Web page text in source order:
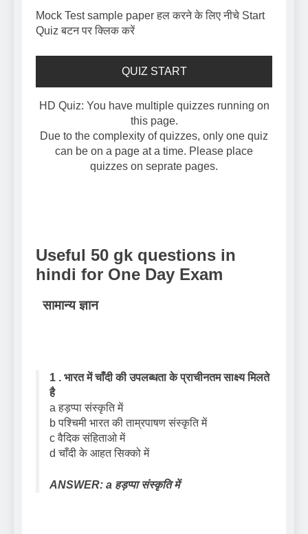
Mock Test sample paper हल करने के लिए नीचे Start
Quiz बटन पर क्लिक करें
QUIZ START
HD Quiz: You have multiple quizzes running on
this page.
Due to the complexity of quizzes, only one quiz
can be on a page at a time. Please place
quizzes on seprate pages.
Useful 50 gk questions in
hindi for One Day Exam
सामान्य ज्ञान
1 . भारत में चाँदी की उपलब्धता के प्राचीनतम साक्ष्य मिलते
है
a हड़प्पा संस्कृति में
b पश्चिमी भारत की ताम्रपाषण संस्कृति में
c वैदिक संहिताओ में
d चाँदी के आहत सिक्को में
ANSWER: a हड़प्पा संस्कृति में